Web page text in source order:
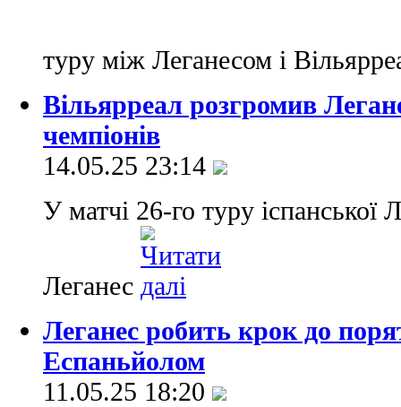
туру між Леганесом і
Вільярреал розгромив
чемпіонів
14.05.25 23:14
У матчі 26-го туру іспанської
Леганес
Леганес робить крок до
Еспаньйолом
11.05.25 18:20